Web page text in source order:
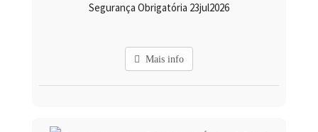
Segurança Obrigatória 23jul2026
Mais info